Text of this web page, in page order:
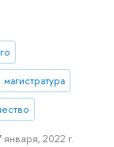
магистратура
января, 2022 г.